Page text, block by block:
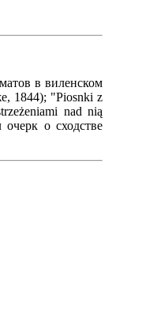
в виленском
1844); "Piosnki z
nad nią
о сходстве